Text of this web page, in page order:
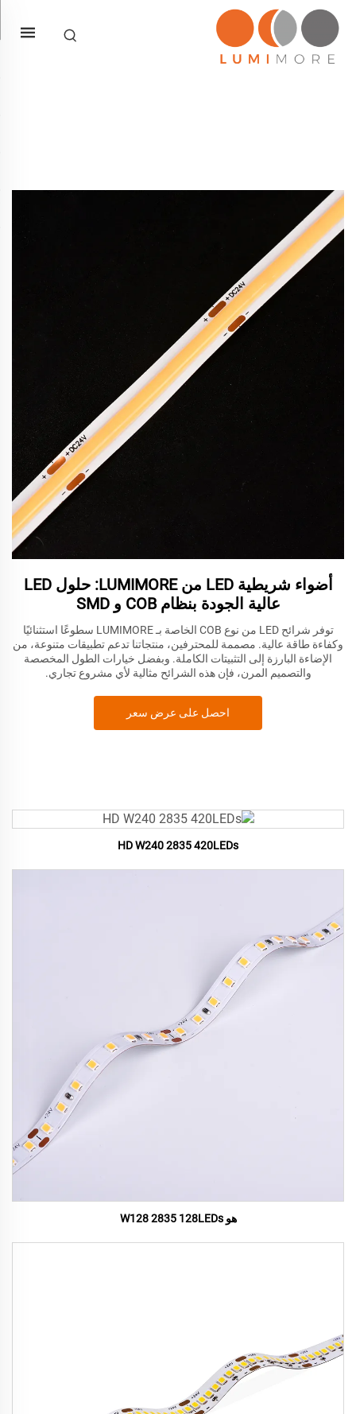
أضواء شريطية LED من LUMIMORE: حلول LED
عالية الجودة بنظام COB و SMD
توفر شرائح LED من نوع COB الخاصة بـ LUMIMORE سطوعًا استثنائيًا
وكفاءة طاقة عالية. مصممة للمحترفين، منتجاتنا تدعم تطبيقات متنوعة، من
الإضاءة البارزة إلى التثبيتات الكاملة. وبفضل خيارات الطول المخصصة
والتصميم المرن، فإن هذه الشرائح مثالية لأي مشروع تجاري.
احصل على عرض سعر
HD W240 2835 420LEDs
هو W128 2835 128LEDs